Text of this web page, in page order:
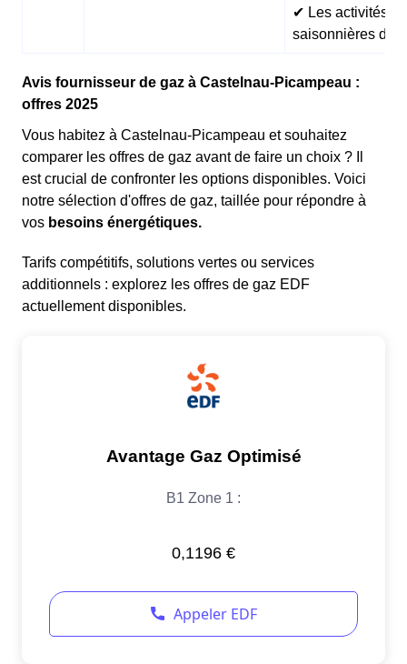
✔ Les activités
saisonnières
Avis fournisseur de gaz à Castelnau-Picampeau :
offres 2025
Vous habitez à Castelnau-Picampeau et souhaitez
comparer les offres de gaz avant de faire un choix ? Il
est crucial de confronter les options disponibles. Voici
notre sélection d'offres de gaz, taillée pour répondre à
vos besoins énergétiques.
Tarifs compétitifs, solutions vertes ou services
additionnels : explorez les offres de gaz EDF
actuellement disponibles.